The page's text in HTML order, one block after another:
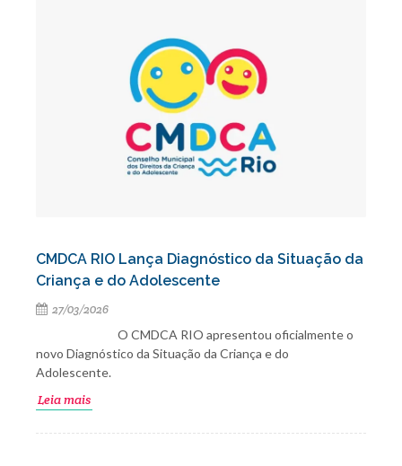
CMDCA RIO Lança Diagnóstico da Situação da
Criança e do Adolescente
27/03/2026
O CMDCA RIO apresentou oficialmente o
novo Diagnóstico da Situação da Criança e do
Adolescente.
Leia mais